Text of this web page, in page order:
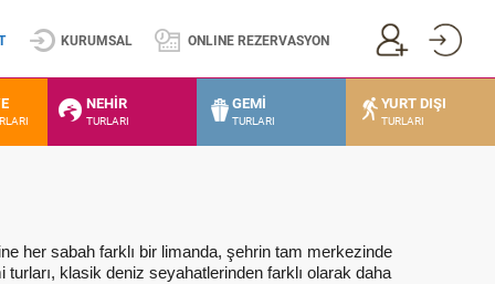
KURUMSAL ONLINE REZERVASYON
NEHİR
TURLARI
GEMİ
TURLARI
YURT DIŞI
TURLARI
her sabah farklı bir limanda, şehrin tam merkezinde
turları, klasik deniz seyahatlerinden farklı olarak daha